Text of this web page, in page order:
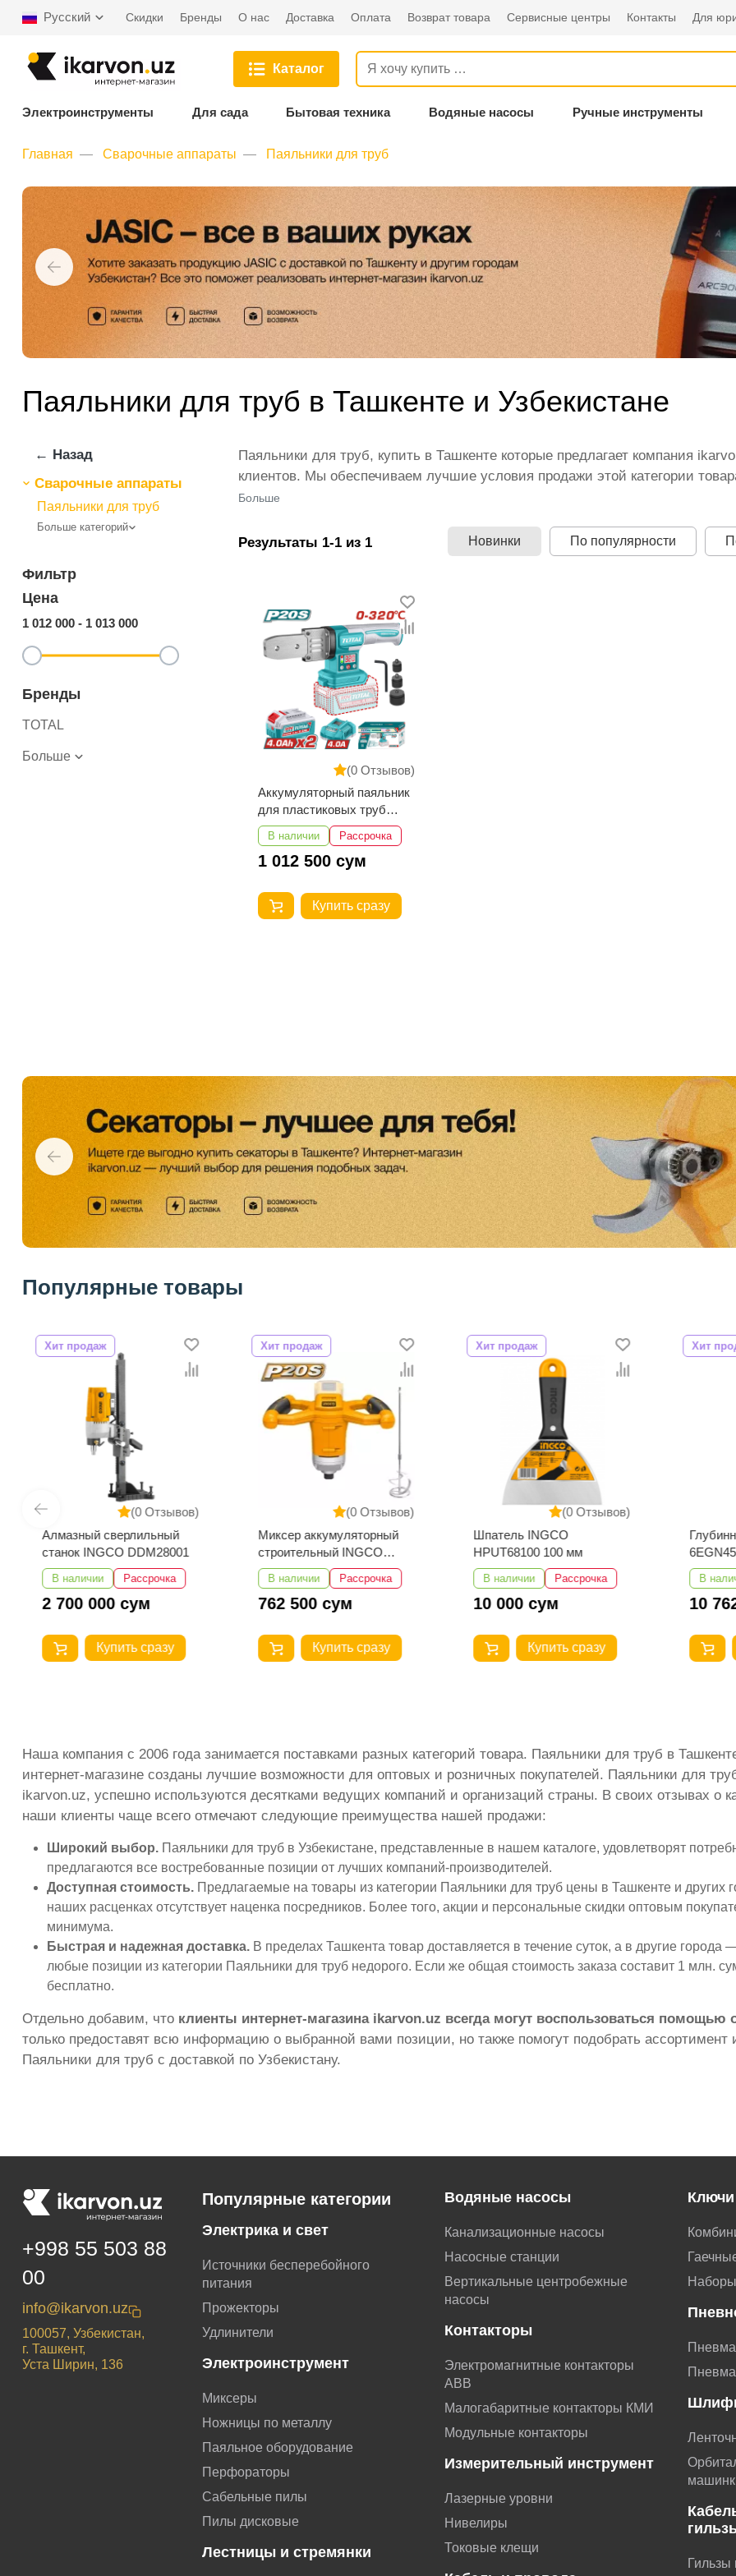
Русский Скидки Бренды О нас Доставка Оплата Возврат товара Сервисные центры Контакты Для
Каталог
Электроинструменты Для сада Бытовая техника Водяные насосы Ручные инструменты
Главная Сварочные аппараты Паяльники для труб
Паяльники для труб в Ташкенте и Узбекистане
← Назад
Сварочные аппараты
Паяльники для труб
Больше категорий
Фильтр
Цена
1 012 000 - 1 013 000
Бренды
TOTAL
Больше
Паяльники для труб, купить в Ташкенте которые предлагает компания
клиентов. Мы обеспечиваем лучшие условия продажи этой категории
представлены ведущими производителями и брендами, список которых
— это самый широкий диапазон цен. Причем здесь представлена
Больше
Результаты 1-1 из 1 Новинки По популярности
(0 Отзывов)
Аккумуляторный паяльник
для пластиковых труб
TOTAL TWTLI20182
В наличии Рассрочка
1 012 500 сум
Купить сразу
Популярные товары
(0 Отзывов)
Хит продаж
Алмазный сверлильный
станок INGCO DDM28001
В наличии Рассрочка
2 700 000 сум
Купить сразу
(0 Отзывов)
Хит продаж
Миксер аккумуляторный
строительный INGCO
MXLI2001
В наличии Рассрочка
762 500 сум
Купить сразу
(0 Отзывов)
Хит продаж
Шпатель INGCO
HPUT68100 100 мм
В наличии Рассрочка
10 000 сум
Купить сразу
Хит
В
10
Наша компания с 2006 года занимается поставками разных категорий товара. Паяльники для труб в
интернет-магазине созданы лучшие возможности для оптовых и розничных покупателей. Паяльники для
ikarvon.uz, успешно используются десятками ведущих компаний и организаций страны. В своих отзывах о
наши клиенты чаще всего отмечают следующие преимущества нашей продажи:
Широкий выбор. Паяльники для труб в Узбекистане, представленные в нашем каталоге, удовлетворят
предлагаются все востребованные позиции от лучших компаний-производителей.
Доступная стоимость. Предлагаемые на товары из категории Паяльники для труб цены в Ташкенте и
наших расценках отсутствует наценка посредников. Более того, акции и персональные скидки оптовым
минимума.
Быстрая и надежная доставка. В пределах Ташкента товар доставляется в течение суток, а в другие
любые позиции из категории Паяльники для труб недорого. Если же общая стоимость заказа составит 1 млн.
бесплатно.
Отдельно добавим, что клиенты интернет-магазина ikarvon.uz всегда могут воспользоваться помощью
только предоставят всю информацию о выбранной вами позиции, но также помогут подобрать ассортимент
Паяльники для труб с доставкой по Узбекистану.
+998 55 503 88
00
info@ikarvon.uz
100057, Узбекистан,
г. Ташкент,
Уста Ширин, 136
Популярные категории
Электрика и свет
Источники бесперебойного
питания
Прожекторы
Удлинители
Электроинструмент
Миксеры
Ножницы по металлу
Паяльное оборудование
Перфораторы
Сабельные пилы
Пилы дисковые
Лестницы и стремянки
Водяные насосы
Канализационные насосы
Насосные станции
Вертикальные центробежные
насосы
Контакторы
Электромагнитные контакторы
АВВ
Малогабаритные контакторы КМИ
Модульные контакторы
Измерительный инструмент
Лазерные уровни
Нивелиры
Токовые клещи
Ключи